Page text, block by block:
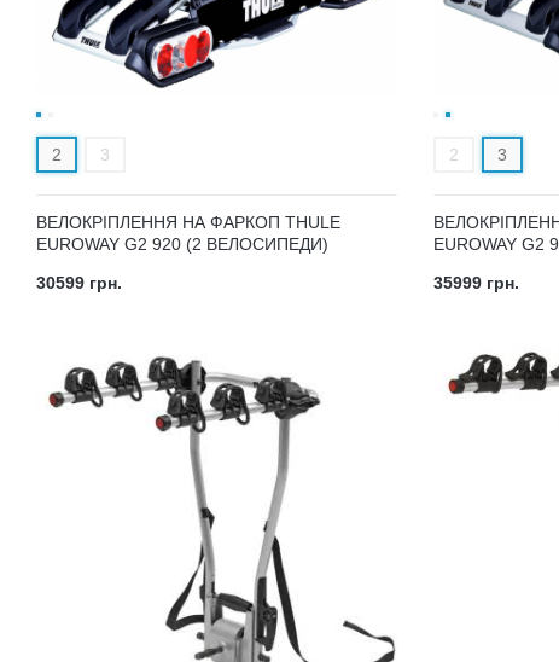
2 3
ВЕЛОКРІПЛЕННЯ НА ФАРКОП THULE
EUROWAY G2 920 (2 ВЕЛОСИПЕДИ)
30599 грн.
2 3
EUROWAY
35999 грн.